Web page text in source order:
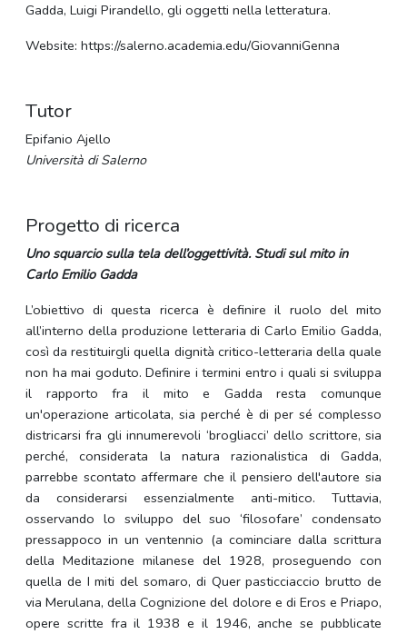
Gadda, Luigi Pirandello, gli oggetti nella letteratura.
Website: https://salerno.academia.edu/GiovanniGenna
Tutor
Epifanio Ajello
Università di Salerno
Progetto di ricerca
Uno squarcio sulla tela dell’oggettività. Studi sul mito in
Carlo Emilio Gadda
L’obiettivo di questa ricerca è definire il ruolo del mito
all’interno della produzione letteraria di Carlo Emilio Gadda,
così da restituirgli quella dignità critico-letteraria della quale
non ha mai goduto. Definire i termini entro i quali si sviluppa
il rapporto fra il mito e Gadda resta comunque
un'operazione articolata, sia perché è di per sé complesso
districarsi fra gli innumerevoli ‘brogliacci’ dello scrittore, sia
perché, considerata la natura razionalistica di Gadda,
parrebbe scontato affermare che il pensiero dell'autore sia
da considerarsi essenzialmente anti-mitico. Tuttavia,
osservando lo sviluppo del suo ‘filosofare’ condensato
pressappoco in un ventennio (a cominciare dalla scrittura
della Meditazione milanese del 1928, proseguendo con
quella de I miti del somaro, di Quer pasticciaccio brutto de
via Merulana, della Cognizione del dolore e di Eros e Priapo,
opere scritte fra il 1938 e il 1946, anche se pubblicate